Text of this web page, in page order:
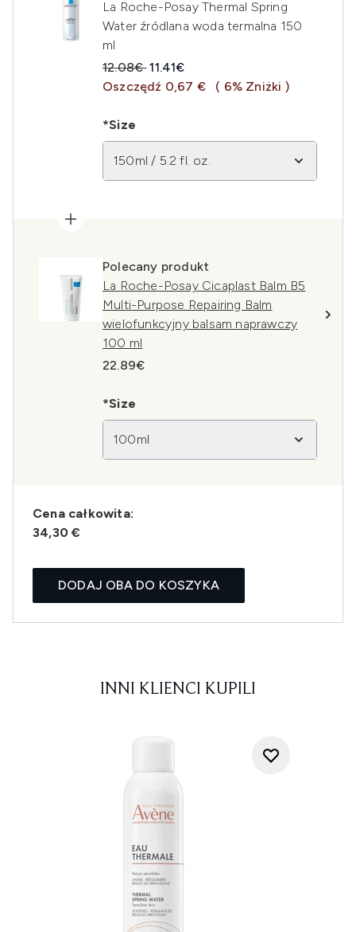
La Roche-Posay Thermal Spring
Water źródlana woda termalna 150
ml
Sugerowana cena detaliczna:
12.08€Aktualna cena:
11.41€
Oszczędź 0,67 €
( 6% Zniżki )
*Size
150ml / 5.2 fl. oz.
Polecany produkt
La Roche-Posay Cicaplast Balm B5
Multi-Purpose Repairing Balm
wielofunkcyjny balsam naprawczy
100 ml
22.89€
*Size
100ml
Cena całkowita:
34,30 €
DODAJ OBA DO KOSZYKA
INNI KLIENCI KUPILI